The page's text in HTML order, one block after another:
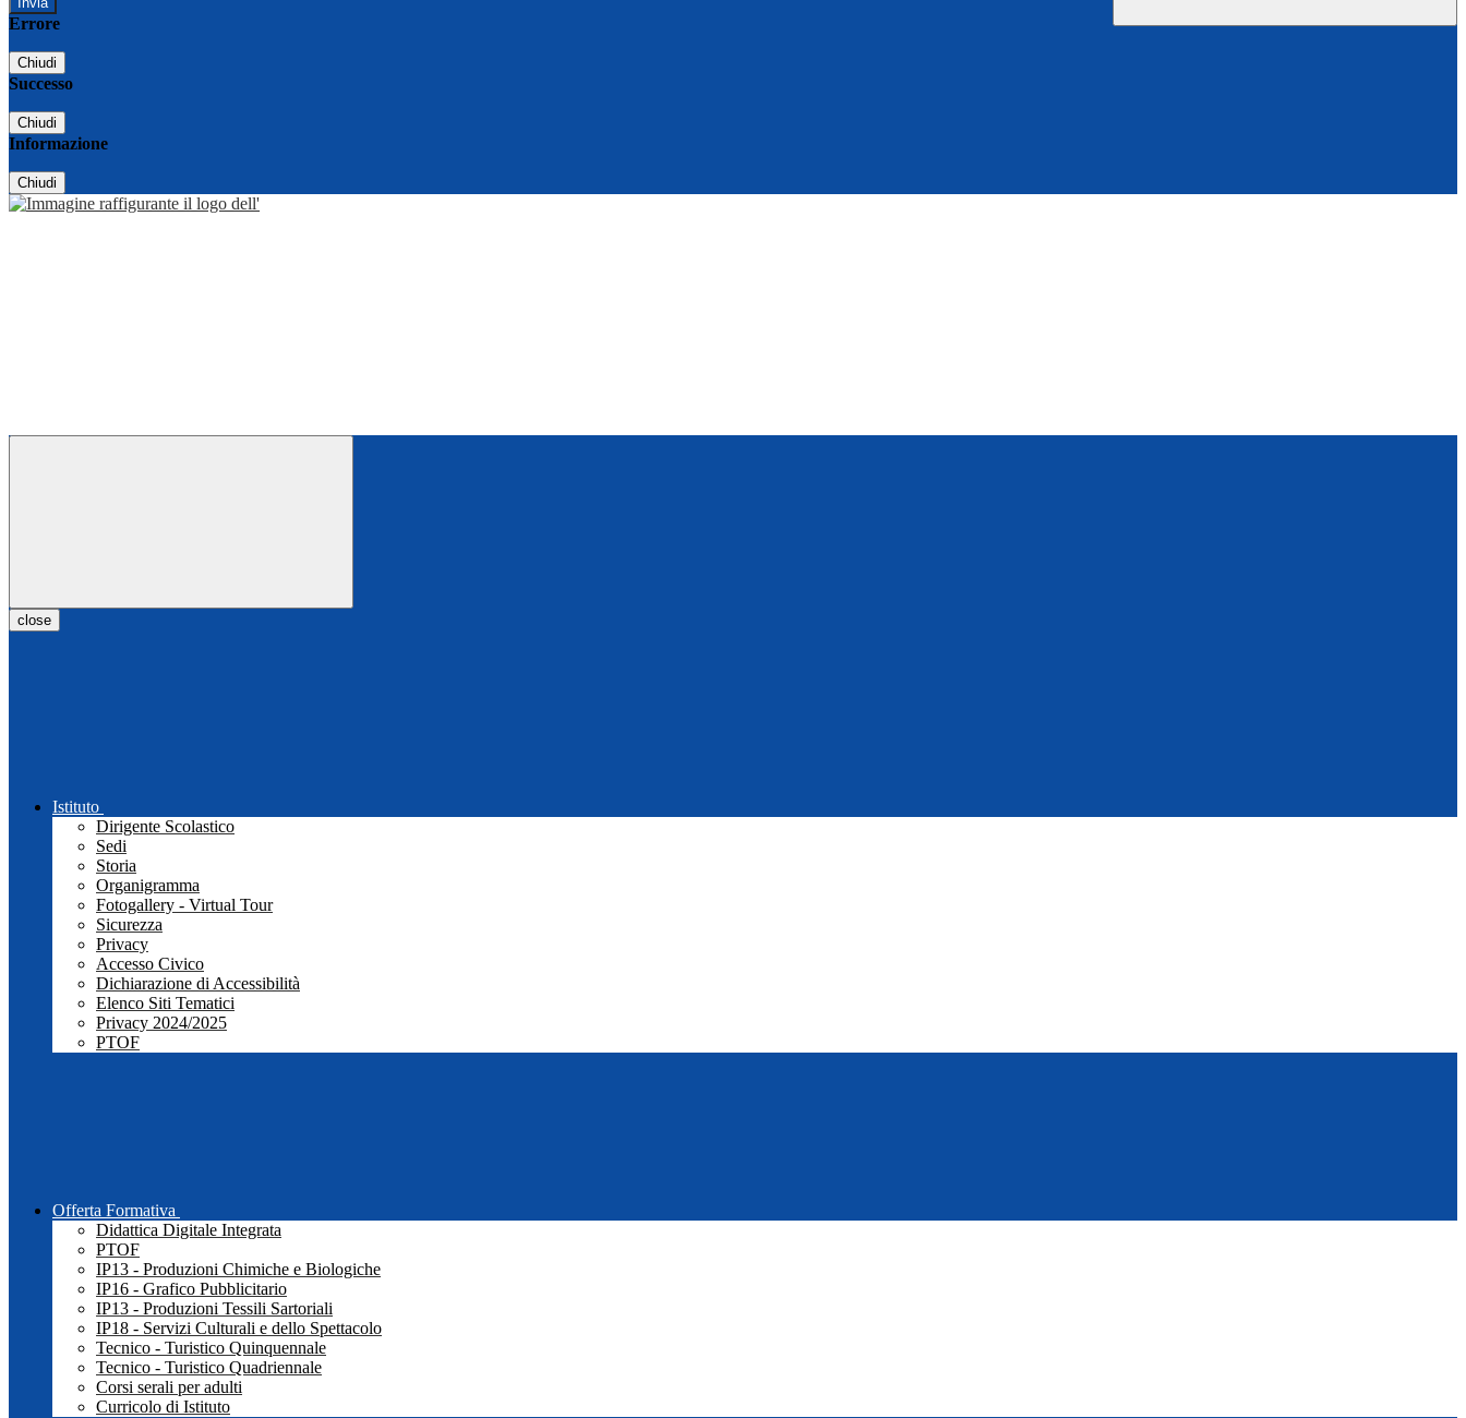
Errore
Chiudi
Successo
Chiudi
Informazione
Chiudi
close
Istituto
Dirigente Scolastico
Sedi
Storia
Organigramma
Fotogallery - Virtual Tour
Sicurezza
Privacy
Accesso Civico
Dichiarazione di Accessibilità
Elenco Siti Tematici
Privacy 2024/2025
PTOF
Offerta Formativa
Didattica Digitale Integrata
PTOF
IP13 - Produzioni Chimiche e Biologiche
IP16 - Grafico Pubblicitario
IP13 - Produzioni Tessili Sartoriali
IP18 - Servizi Culturali e dello Spettacolo
Tecnico - Turistico Quinquennale
Tecnico - Turistico Quadriennale
Corsi serali per adulti
Curricolo di Istituto